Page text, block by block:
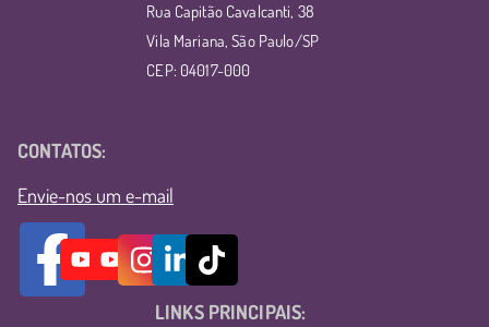
Rua Capitão Cavalcanti, 38
Vila Mariana, São Paulo/SP
CEP: 04017-000
CONTATOS:
Envie-nos um e-mail
LINKS PRINCIPAIS: